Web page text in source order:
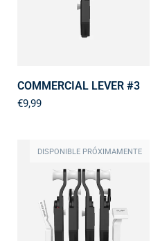
COMMERCIAL LEVER #3
€9,99
DISPONIBLE PRÓXIMAMENTE